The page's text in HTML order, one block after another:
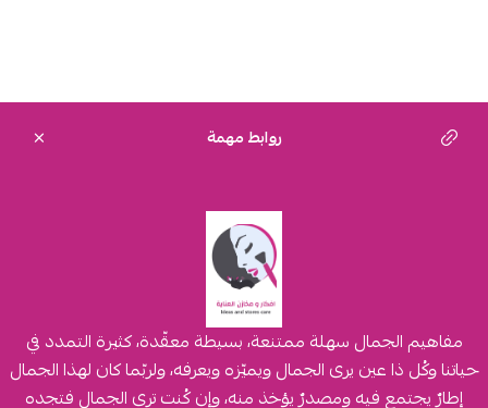
روابط مهمة
مفاهيم الجمال سهلة ممتنعة، بسيطة معقّدة، كثيرة التمدد في
حياتنا وكُل ذا عين يرى الجمال ويميّزه ويعرفه، ولربّما كان لهذا الجمال
إطارٌ يجتمع فيه ومصدرٌ يؤخذ منه، وإن كُنت ترى الجمال فتجده